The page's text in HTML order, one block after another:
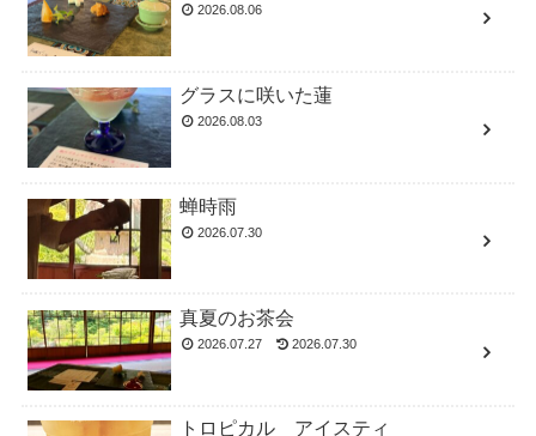
2026.08.06
グラスに咲いた蓮
2026.08.03
蝉時雨
2026.07.30
真夏のお茶会
2026.07.27 2026.07.30
トロピカル アイスティ